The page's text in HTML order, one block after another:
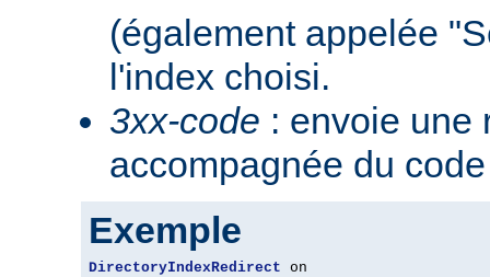
(également appelée
l'index choisi.
3xx-code : envoie une
accompagnée du
Exemple
DirectoryIndexRedirect on